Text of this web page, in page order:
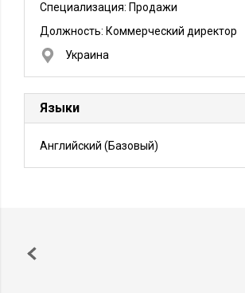
Специализация: Продажи
Должность: Коммерческий директор
Украина
Языки
Английский (Базовый)